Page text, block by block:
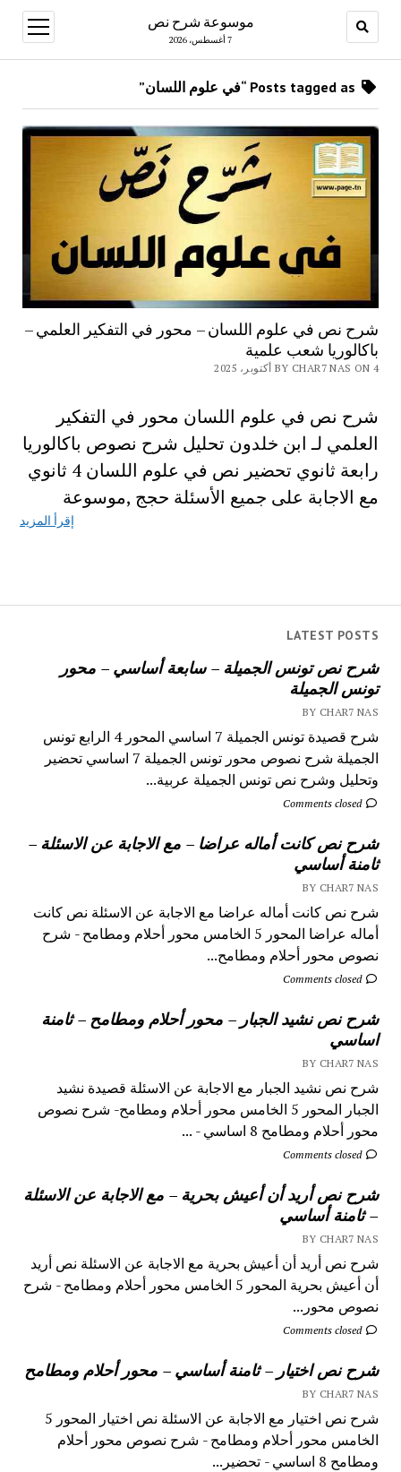
موسوعة شرح نص
7 أغسطس، 2026
open
menu
LATEST POSTS
شرح نص تونس الجميلة – سابعة أساسي – محور
تونس الجميلة
BY CHAR7 NAS
شرح قصيدة تونس الجميلة 7 اساسي المحور 4 الرابع تونس
الجميلة شرح نصوص محور تونس الجميلة 7 اساسي تحضير
وتحليل وشرح نص تونس الجميلة عربية...
Comments closed
شرح نص كانت أماله عراضا – مع الاجابة عن الاسئلة –
ثامنة أساسي
BY CHAR7 NAS
شرح نص كانت أماله عراضا مع الاجابة عن الاسئلة نص كانت
أماله عراضا المحور 5 الخامس محور أحلام ومطامح - شرح
نصوص محور أحلام ومطامح...
Comments closed
شرح نص نشيد الجبار – محور أحلام ومطامح – ثامنة
اساسي
BY CHAR7 NAS
شرح نص نشيد الجبار مع الاجابة عن الاسئلة قصيدة نشيد
الجبار المحور 5 الخامس محور أحلام ومطامح- شرح نصوص
محور أحلام ومطامح 8 اساسي - ...
Comments closed
شرح نص أريد أن أعيش بحرية – مع الاجابة عن الاسئلة
– ثامنة أساسي
BY CHAR7 NAS
شرح نص أريد أن أعيش بحرية مع الاجابة عن الاسئلة نص أريد
أن أعيش بحرية المحور 5 الخامس محور أحلام ومطامح - شرح
نصوص محور...
Comments closed
شرح نص اختيار – ثامنة أساسي – محور أحلام ومطامح
BY CHAR7 NAS
شرح نص اختيار مع الاجابة عن الاسئلة نص اختيار المحور 5
الخامس محور أحلام ومطامح - شرح نصوص محور أحلام
ومطامح 8 اساسي - تحضير...
شرح نص في علوم اللسان – محور في التفكير العلمي –
باكالوريا شعب علمية
BY CHAR7 NAS ON 4 أكتوبر، 2025
شرح نص في علوم اللسان محور في التفكير
العلمي لـ ابن خلدون تحليل شرح نصوص باكالوريا
رابعة ثانوي تحضير نص في علوم اللسان 4 ثانوي
مع الاجابة على جميع الأسئلة حجج ,موسوعة
إقرأ المزيد